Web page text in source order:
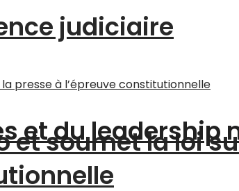
judiciaire
et soumet la loi
et du leadership